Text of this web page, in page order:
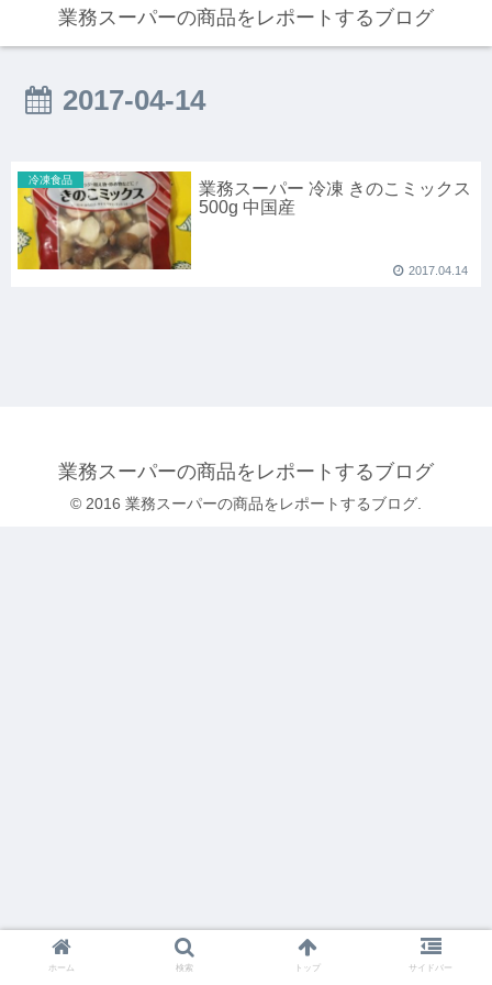
業務スーパーの商品をレポートするブログ
2017-04-14
冷凍食品
業務スーパー 冷凍 きのこミックス
500g 中国産
2017.04.14
業務スーパーの商品をレポートするブログ
© 2016 業務スーパーの商品をレポートするブログ.
ホーム 検索 トップ サイドバー